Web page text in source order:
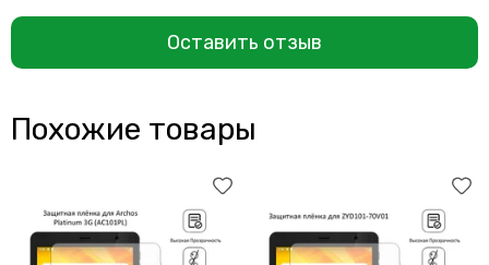
Оставить отзыв
Похожие товары